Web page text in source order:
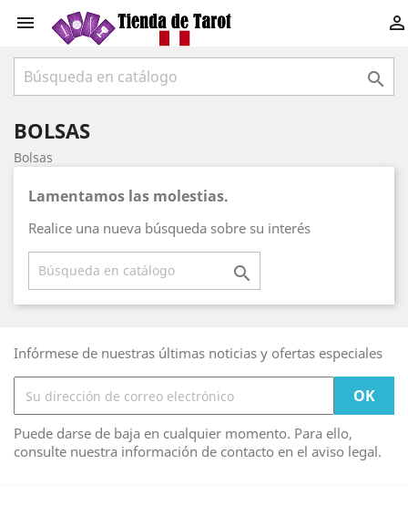
 

BOLSAS
Bolsas
Lamentamos las molestias.
Realice una nueva búsqueda sobre su interés

Infórmese de nuestras últimas noticias y ofertas especiales
Puede darse de baja en cualquier momento. Para ello,
consulte nuestra información de contacto en el aviso legal.